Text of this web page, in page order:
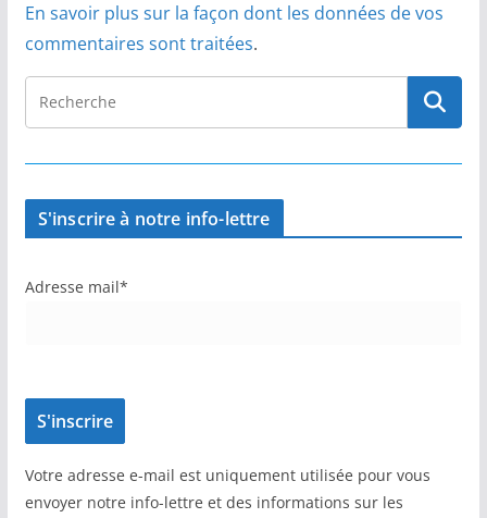
En savoir plus sur la façon dont les données de vos
commentaires sont traitées.
S'inscrire à notre info-lettre
Adresse mail*
Votre adresse e-mail est uniquement utilisée pour vous
envoyer notre info-lettre et des informations sur les